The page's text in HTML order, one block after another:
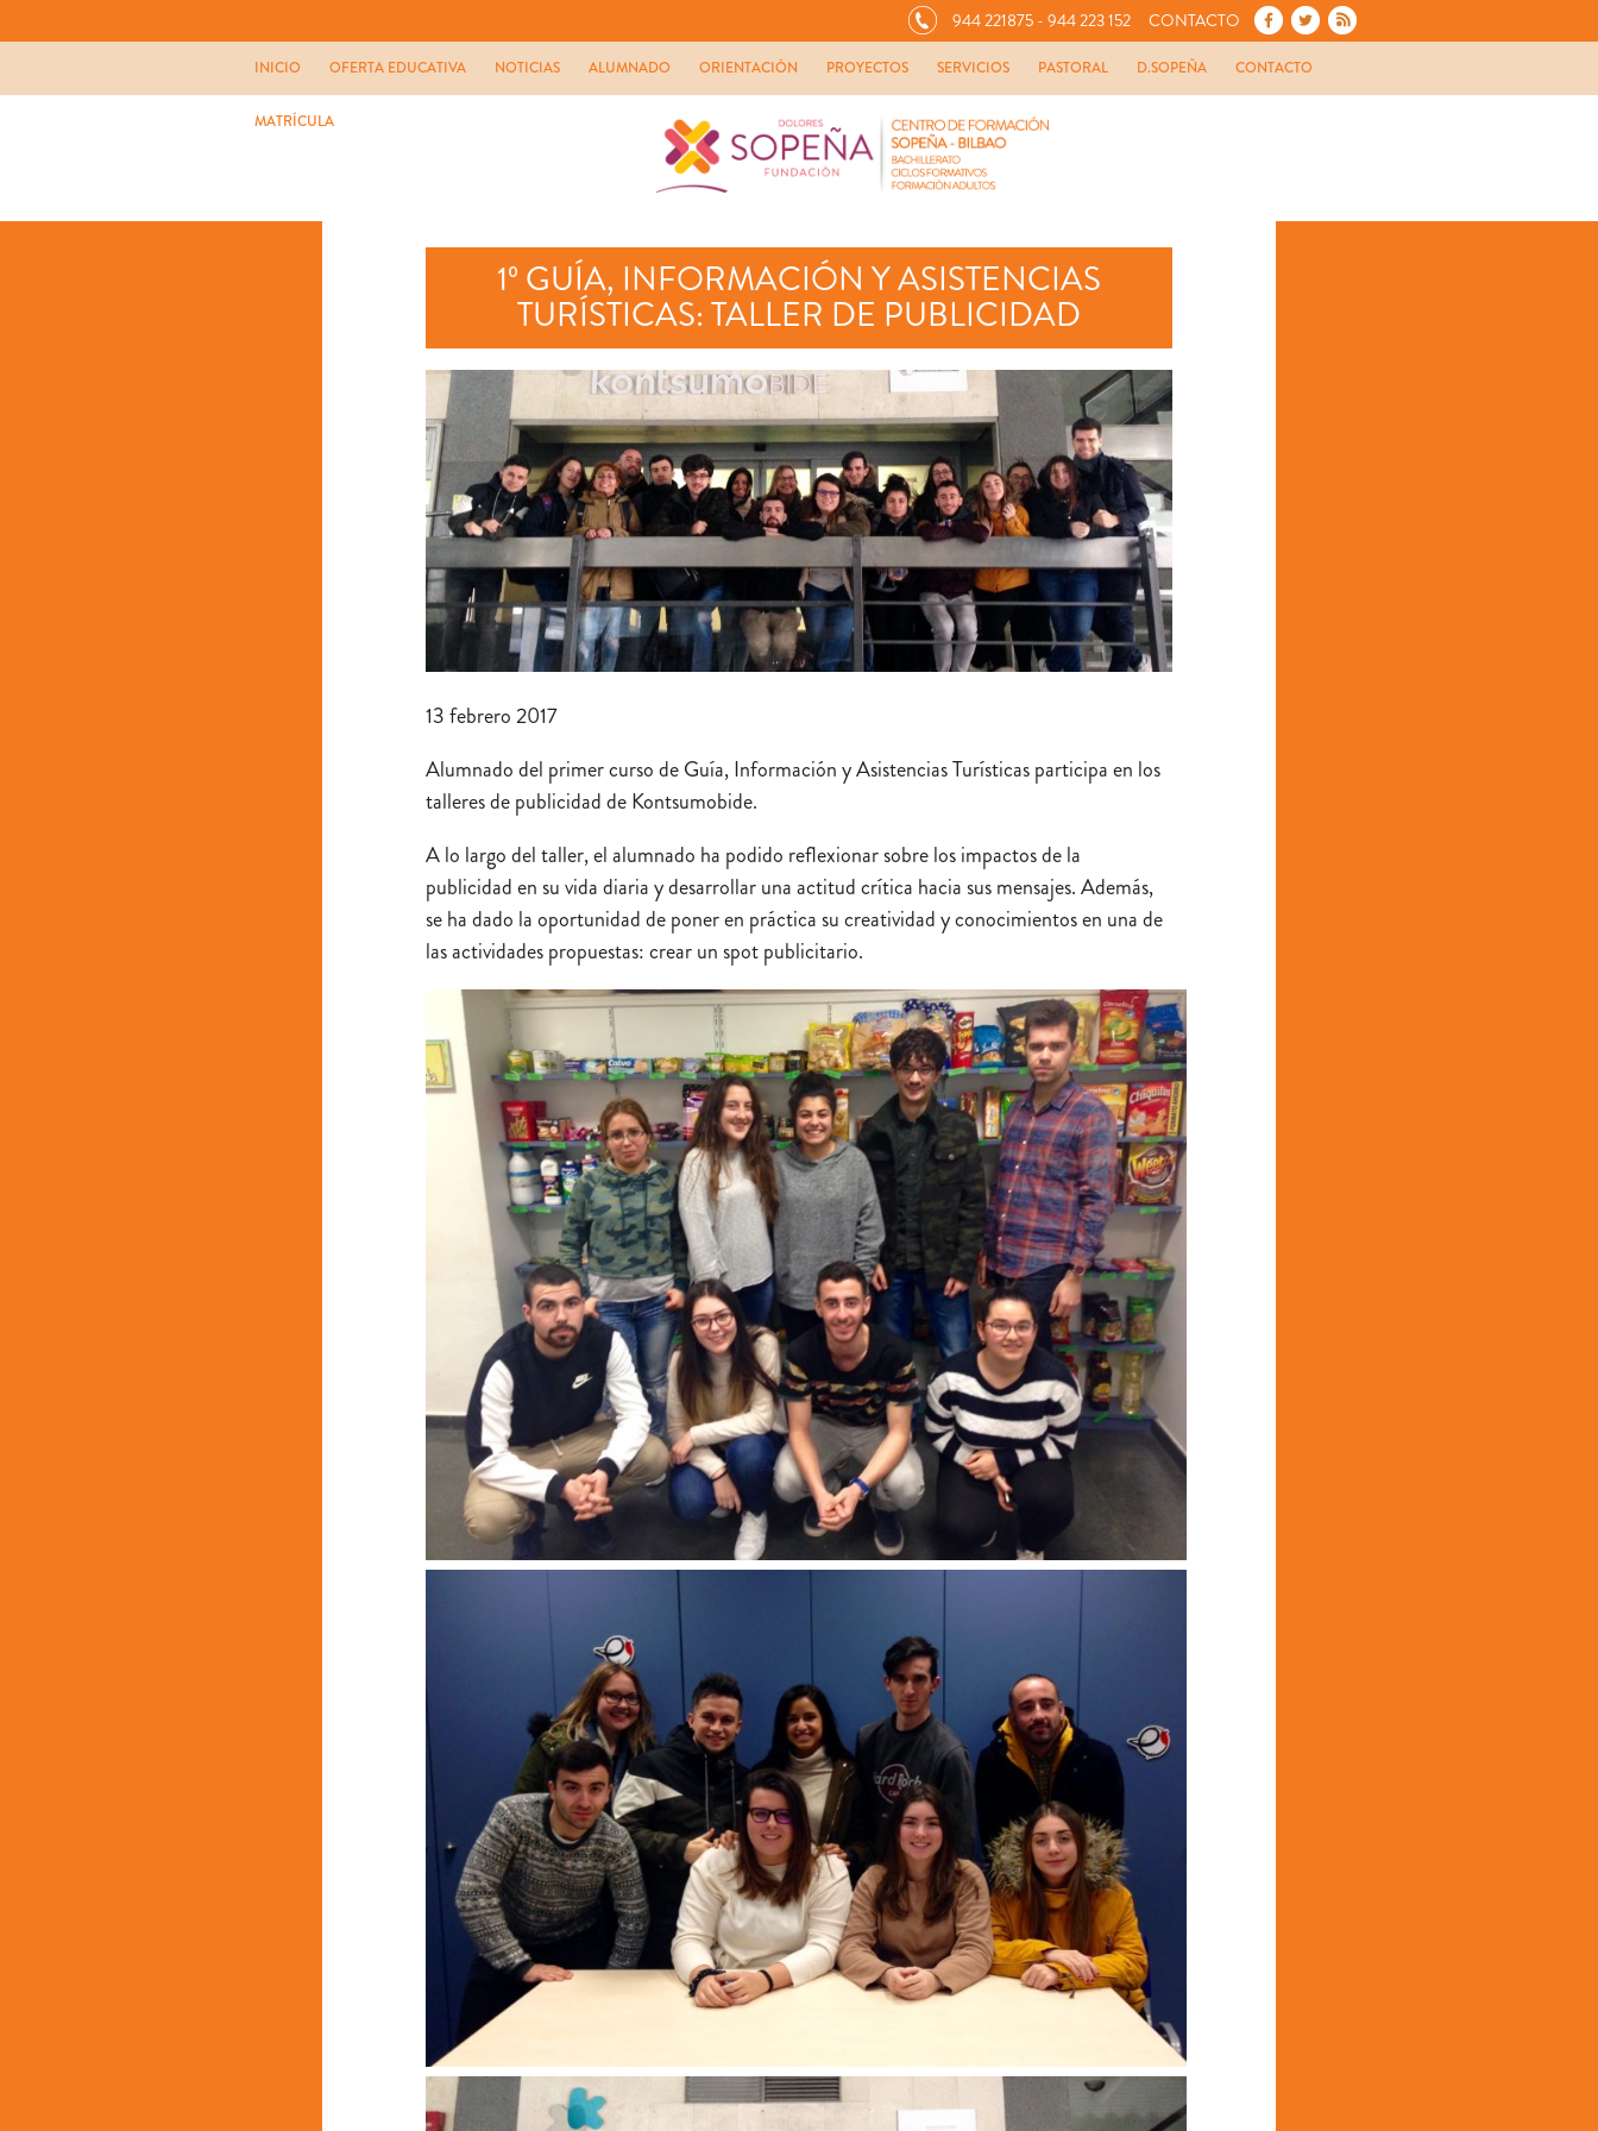
944 221875 - 944 223 152 CONTACTO
INICIO OFERTA EDUCATIVA NOTICIAS ALUMNADO ORIENTACIÓN PROYECTOS SERVICIOS PASTORAL D.SOPEÑA CONTACTO
MATRÍCULA
1º GUÍA, INFORMACIÓN Y ASISTENCIAS
TURÍSTICAS: TALLER DE PUBLICIDAD
13 febrero 2017
Alumnado del primer curso de Guía, Información y Asistencias Turísticas participa en los
talleres de publicidad de Kontsumobide.
A lo largo del taller, el alumnado ha podido reflexionar sobre los impactos de la
publicidad en su vida diaria y desarrollar una actitud crítica hacia sus mensajes. Además,
se ha dado la oportunidad de poner en práctica su creatividad y conocimientos en una de
las actividades propuestas: crear un spot publicitario.